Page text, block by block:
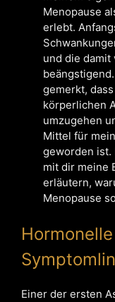
Menopause
erlebt.
und die damit
gemerkt,
körperlichen
umzugehen
Mittel für
geworden ist.
mit dir meine
erläutern,
Menopause
Einer der ersten